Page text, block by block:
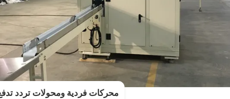
محركات فردية ومحولات تردد